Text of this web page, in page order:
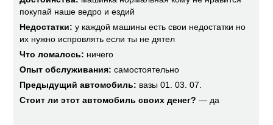
покупай наше ведро и ездий
Недостатки: у каждой машины есть свои недостатки но
их нужно испровлять если ты не дятел
Что ломалось: ничего
Опыт обслуживания: самостоятельно
Предыдущий автомобиль: вазы 01. 03. 07.
Стоит ли этот автомобиль своих денег? — да